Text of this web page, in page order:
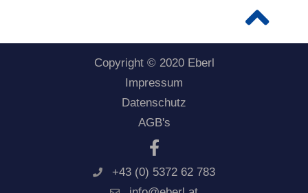
Copyright © 2020 Eberl
Impressum
Datenschutz
AGB's
+43 (0) 5372 62 783